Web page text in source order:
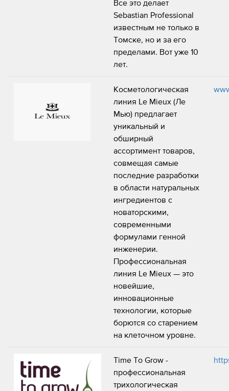
Все это делает
Sebastian Professional
известным не только в
Томске, но и за его
пределами. Вот уже 10
лет.
Косметологическая
линия Le Mieux (Ле
Мью) предлагает
уникальный и
обширный
ассортимент товаров,
совмещая самые
последние разработки
в области натуральных
ингредиентов с
новаторскими,
современными
формулами генной
инженерии.
Профессиональная
линия Le Mieux — это
новейшие,
инновационные
технологии, которые
борются со старением
на клеточном уровне.
Time To Grow -
профессиональная
трихологическая